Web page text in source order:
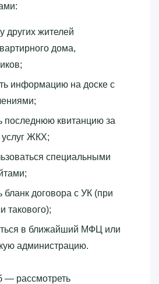
других жителей
дома,
информацию на доске с
последнюю квитанцию за
услуг ЖКХ;
специальными
бланк договора с УК (при
такового);
в ближайший МФЦ или
администрацию.
— рассмотреть